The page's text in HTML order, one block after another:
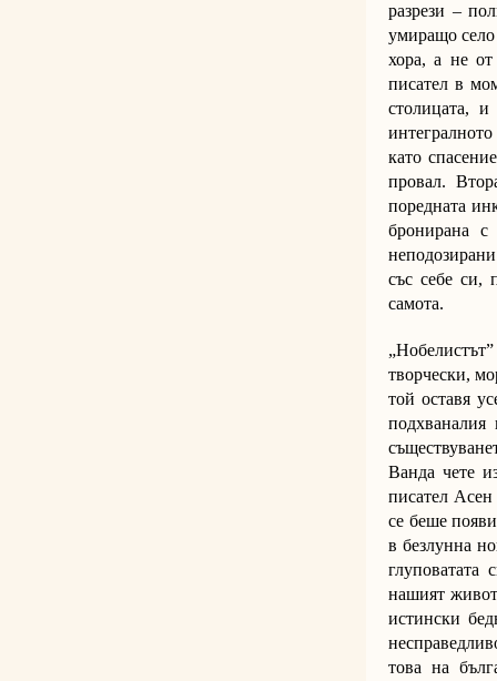
разрези –
умиращо
хора, а не от
писател в
столицата,
като
провал.
поредната
бронирана
със себе си,
самота.
творчески,
той оставя
подхваналия
Ванда чете
писател
се беше
в безлунна
нашият
истински
това на